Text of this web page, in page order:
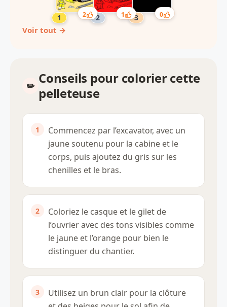
2 1 0
Voir tout →
Conseils pour colorier cette
pelleteuse
Commencez par l’excavator, avec un
jaune soutenu pour la cabine et le
corps, puis ajoutez du gris sur les
chenilles et le bras.
Coloriez le casque et le gilet de
l’ouvrier avec des tons visibles comme
le jaune et l’orange pour bien le
distinguer du chantier.
Utilisez un brun clair pour la clôture